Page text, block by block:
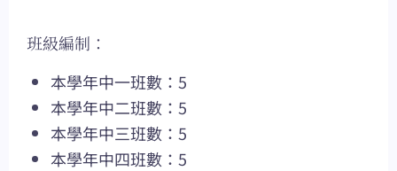
班級編制：
本學年中一班數：5
本學年中二班數：5
本學年中三班數：5
本學年中四班數：5